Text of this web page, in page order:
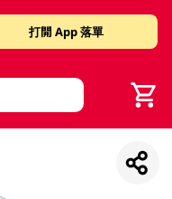
打開 App 落單